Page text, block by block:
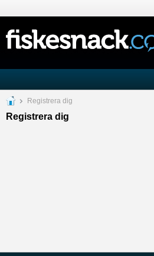
Registrera dig
Registrera dig